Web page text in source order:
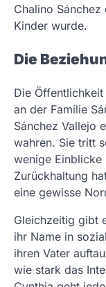
Chalino
Kinder wurde.
Die
Die
an der Familie
Sánchez Vallejo
wahren. Sie tritt
wenige Einblicke
Zurückhaltung
eine gewisse
Gleichzeitig gibt
ihr Name in
ihren Vater
wie stark das